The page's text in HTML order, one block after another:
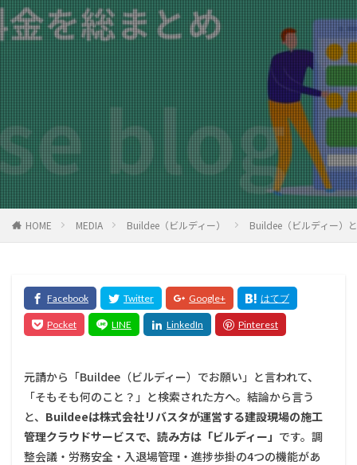
HOME MEDIA Buildee（ビルディー） Buildee（ビルディー）
元請から「Buildee（ビルディー）でお願い」と言われて、
「そもそも何のこと？」と検索された方へ。結論から言う
と、 Buildeeは株式会社リバスタが運営する建設現場の施工
管理クラウドサービスで、読み方は「ビルディー」 です。調
整会議・労務安全・入退場管理・進捗歩掛の4つの機能があ